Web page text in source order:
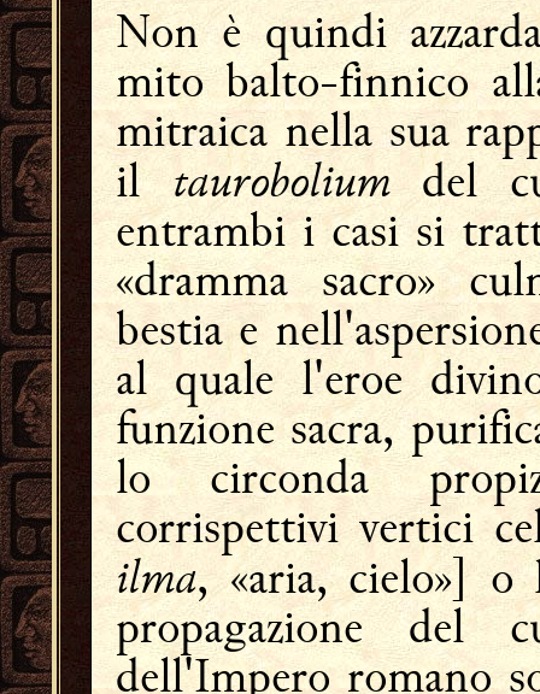
Non è quindi
mito balto-finnico
mitraica nella sua
iltauroboliumdel
entrambi i casi si
«dramma sacro»
bestia e
al quale l'eroe
funzione sacra,
lo circonda
corrispettivi vertici
ilma, «aria, cielo»]
propagazione
dell'Impero romano